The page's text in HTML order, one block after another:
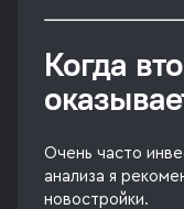
Когда
Очень часто
анализа я
новостройки.